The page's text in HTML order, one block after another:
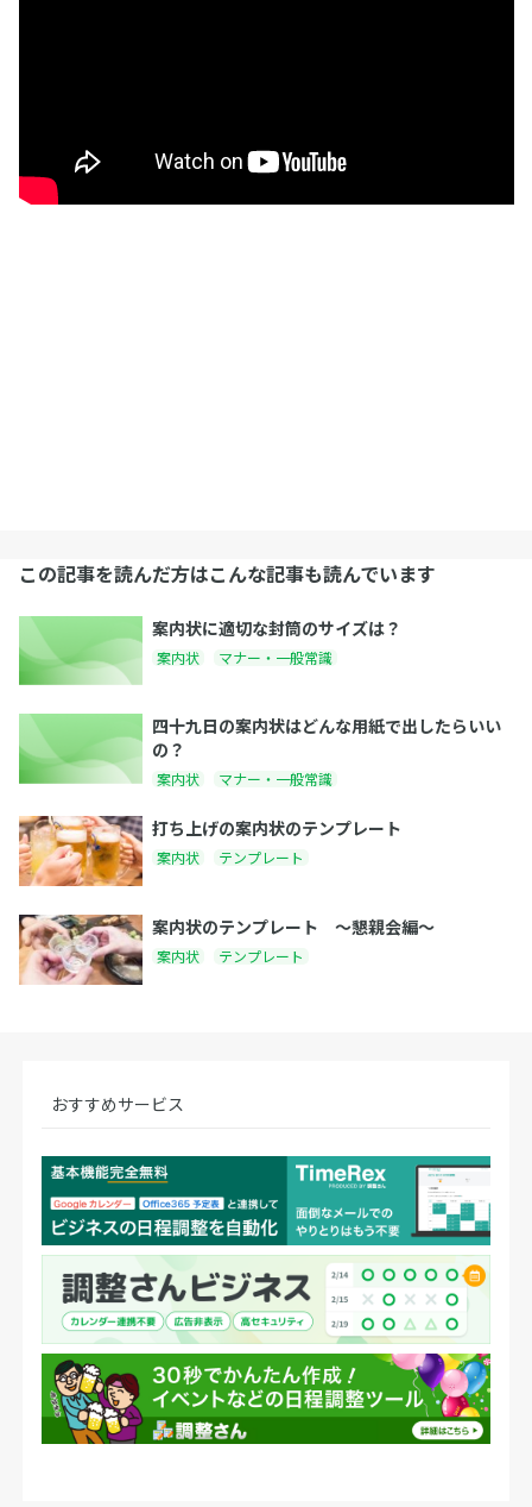
この記事を読んだ方はこんな記事も読んでいます
案内状に適切な封筒のサイズは？
案内状 マナー・一般常識
四十九日の案内状はどんな用紙で出したらいい
の？
案内状 マナー・一般常識
打ち上げの案内状のテンプレート
案内状 テンプレート
案内状のテンプレート 〜懇親会編〜
案内状 テンプレート
おすすめサービス